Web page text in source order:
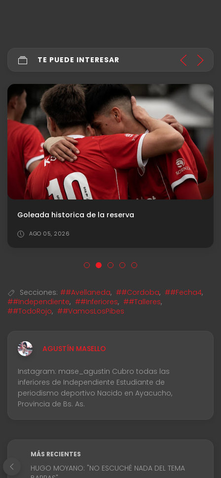
TE PUEDE INTERESAR
Goleada historica de la reserva
AGO 05, 2026
Secciones: ##Avellaneda, ##Cordoba, ##Fecha4,
##Independiente, ##Inferiores, ##Talleres,
##TodoRojo, ##VamosLosPibes
AGUSTÍN MASELLO
Instagram: mase_agustin Cubro todas las
inferiores de Independiente Estudiante de
periodismo deportivo Nacido en Ayacucho,
Provincia de Bs. As.
MÁS RECIENTES
HUGO MOYANO: "NO ESCUCHÉ NADA DEL TEMA